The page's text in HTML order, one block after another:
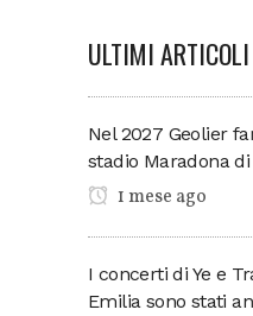
ULTIMI ARTICOLI
Nel 2027 Geolier
stadio Maradona
1 mese ago
I concerti di Ye e
Emilia sono stati